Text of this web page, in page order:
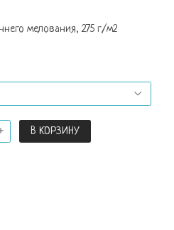
мелования, 275 г/м2
В КОРЗИНУ